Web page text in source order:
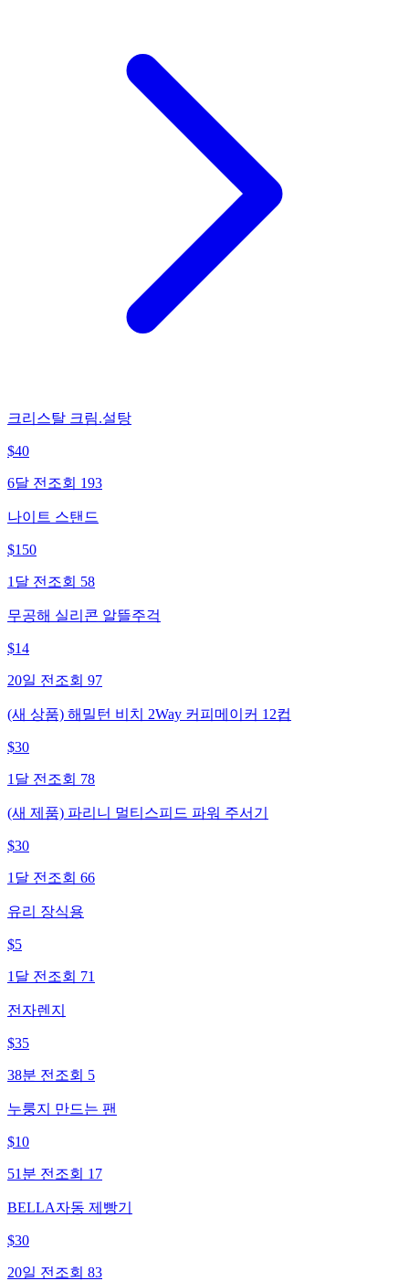
크리스탈 크림.설탕
$40
6달 전 조회 193
나이트 스탠드
$150
1달 전 조회 58
무공해 실리콘 알뜰주걱
$14
20일 전 조회 97
(새 상품) 해밀턴 비치 2Way 커피메이커 12컵
$30
1달 전 조회 78
(새 제품) 파리니 멀티스피드 파워 주서기
$30
1달 전 조회 66
유리 장식용
$5
1달 전 조회 71
전자렌지
$35
38분 전 조회 5
누룽지 만드는 팬
$10
51분 전 조회 17
BELLA자동 제빵기
$30
20일 전 조회 83